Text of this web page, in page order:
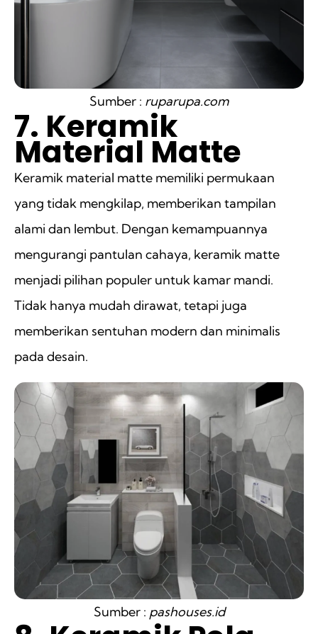
Sumber : ruparupa.com
7. Keramik
Material Matte
Keramik material matte memiliki permukaan
yang tidak mengkilap, memberikan tampilan
alami dan lembut. Dengan kemampuannya
mengurangi pantulan cahaya, keramik matte
menjadi pilihan populer untuk kamar mandi.
Tidak hanya mudah dirawat, tetapi juga
memberikan sentuhan modern dan minimalis
pada desain.
Sumber : pashouses.id